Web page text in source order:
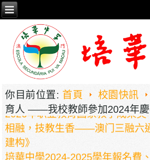
你目前位置: 首頁 校園快訊
育人 ——我校教師參加2024年
2026年职业教育国家教学成果
相融，技教生香——澳门三融六
建构》
培華中學2024-2025學年報名費